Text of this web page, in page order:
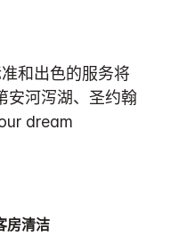
和出色的服务将
安河泻湖、圣约翰
dream
房清洁